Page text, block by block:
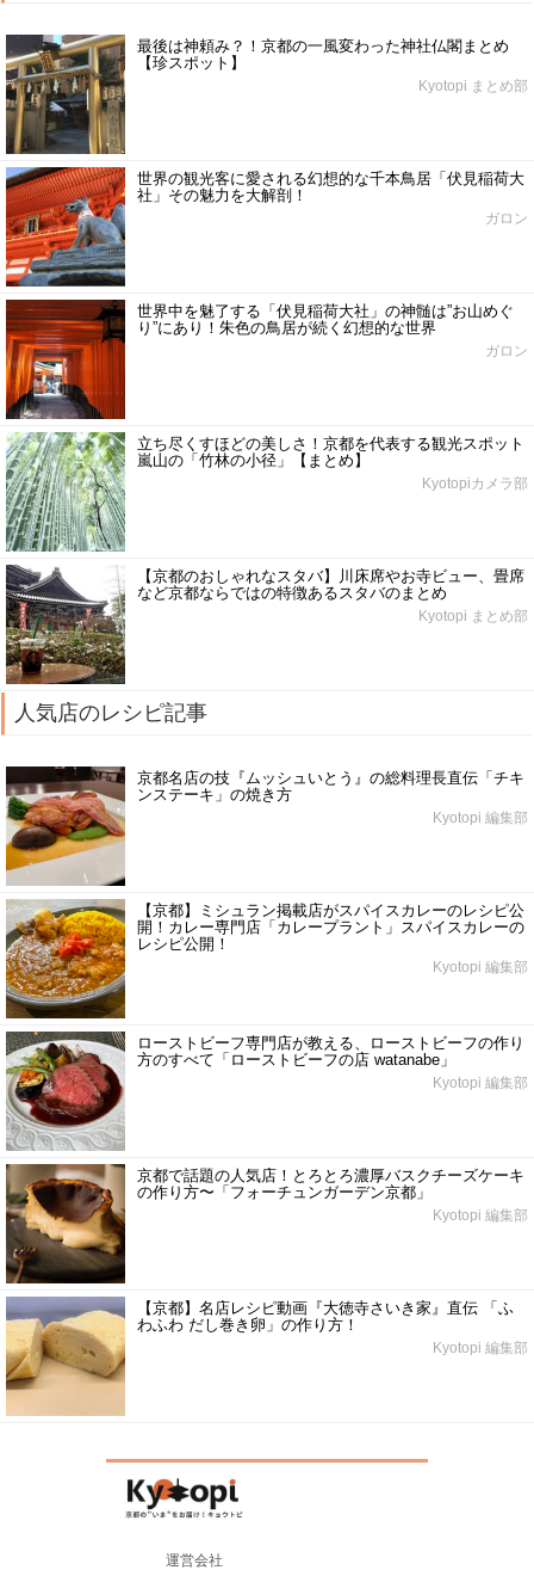
最後は神頼み？！京都の一風変わった神社仏閣まとめ
【珍スポット】
Kyotopi まとめ部
世界の観光客に愛される幻想的な千本鳥居「伏見稲荷大
社」その魅力を大解剖！
ガロン
世界中を魅了する「伏見稲荷大社」の神髄は”お山めぐ
り”にあり！朱色の鳥居が続く幻想的な世界
ガロン
立ち尽くすほどの美しさ！京都を代表する観光スポット
嵐山の「竹林の小径」【まとめ】
Kyotopiカメラ部
【京都のおしゃれなスタバ】川床席やお寺ビュー、畳席
など京都ならではの特徴あるスタバのまとめ
Kyotopi まとめ部
人気店のレシピ記事
京都名店の技『ムッシュいとう』の総料理長直伝「チキ
ンステーキ」の焼き方
Kyotopi 編集部
【京都】ミシュラン掲載店がスパイスカレーのレシピ公
開！カレー専門店「カレープラント」スパイスカレーの
レシピ公開！
Kyotopi 編集部
ローストビーフ専門店が教える、ローストビーフの作り
方のすべて「ローストビーフの店 watanabe」
Kyotopi 編集部
京都で話題の人気店！とろとろ濃厚バスクチーズケーキ
の作り方〜「フォーチュンガーデン京都」
Kyotopi 編集部
【京都】名店レシピ動画『大徳寺さいき家』直伝 「ふ
わふわ だし巻き卵」の作り方！
Kyotopi 編集部
運営会社